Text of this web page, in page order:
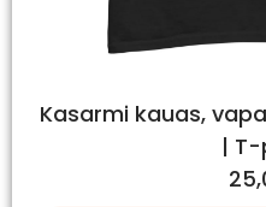
Kasarmi kauas,
|